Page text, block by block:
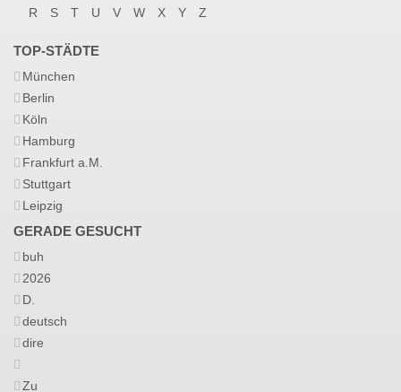
R
S T U V W X Y Z
TOP-STÄDTE
München
Berlin
Köln
Hamburg
Frankfurt a.M.
Stuttgart
Leipzig
GERADE GESUCHT
buh
2026
D.
deutsch
dire
Zu